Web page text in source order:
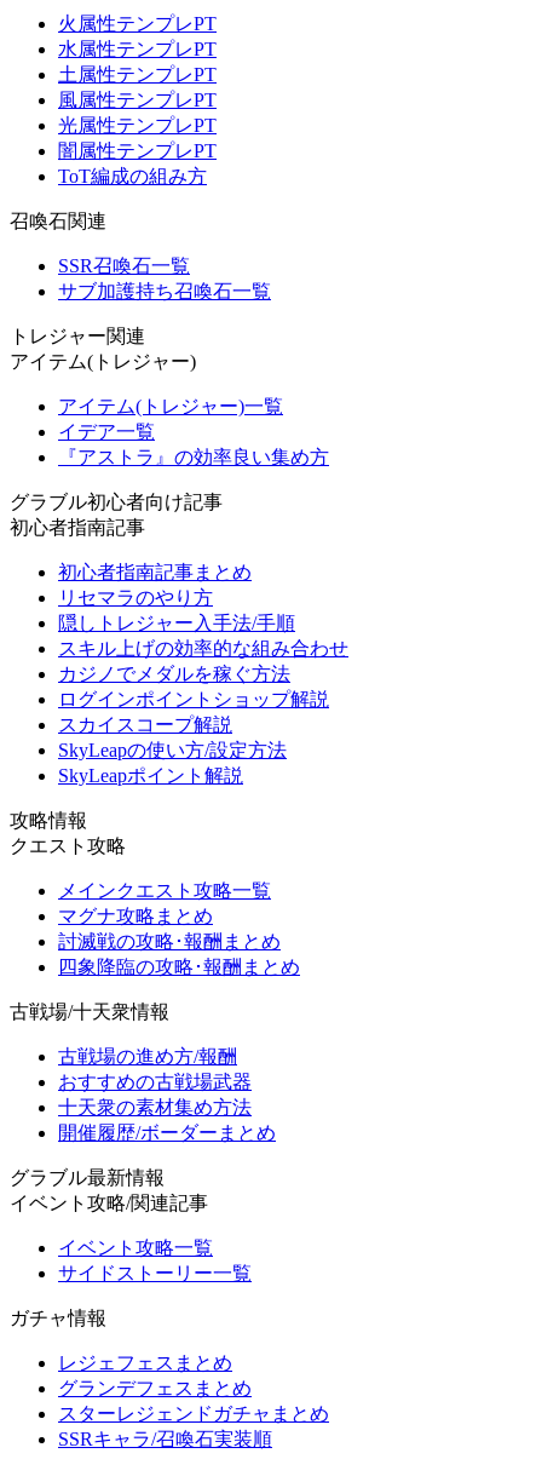
火属性テンプレPT
水属性テンプレPT
土属性テンプレPT
風属性テンプレPT
光属性テンプレPT
闇属性テンプレPT
ToT編成の組み方
召喚石関連
SSR召喚石一覧
サブ加護持ち召喚石一覧
トレジャー関連
アイテム(トレジャー)
アイテム(トレジャー)一覧
イデア一覧
『アストラ』の効率良い集め方
グラブル初心者向け記事
初心者指南記事
初心者指南記事まとめ
リセマラのやり方
隠しトレジャー入手法/手順
スキル上げの効率的な組み合わせ
カジノでメダルを稼ぐ方法
ログインポイントショップ解説
スカイスコープ解説
SkyLeapの使い方/設定方法
SkyLeapポイント解説
攻略情報
クエスト攻略
メインクエスト攻略一覧
マグナ攻略まとめ
討滅戦の攻略･報酬まとめ
四象降臨の攻略･報酬まとめ
古戦場/十天衆情報
古戦場の進め方/報酬
おすすめの古戦場武器
十天衆の素材集め方法
開催履歴/ボーダーまとめ
グラブル最新情報
イベント攻略/関連記事
イベント攻略一覧
サイドストーリー一覧
ガチャ情報
レジェフェスまとめ
グランデフェスまとめ
スターレジェンドガチャまとめ
SSRキャラ/召喚石実装順